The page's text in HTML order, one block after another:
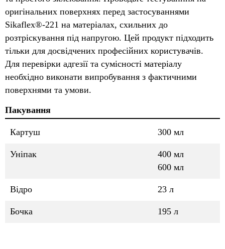
оригінальних поверхнях перед застосуваннями
Sikaflex®-221 на матеріалах, схильних до
розтріскування під напругою. Цей продукт підходить
тільки для досвідчених професійних користувачів.
Для перевірки адгезії та сумісності матеріалу
необхідно виконати випробування з фактичними
поверхнями та умови.
Пакування
Картуш 300 мл
Уніпак
400 мл
600 мл
Відро 23 л
Бочка 195 л